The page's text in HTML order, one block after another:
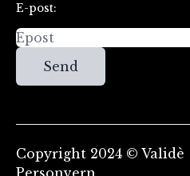
E-post:
Send
Copyright 2024 © Validè